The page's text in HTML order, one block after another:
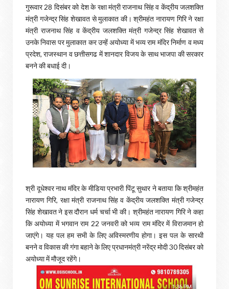
गुरूवार 28 दिसंबर को देश के रक्षा मंत्री राजनाथ सिंह व केंद्रीय जलशक्ति
मंत्री गजेन्द्र सिंह शेखावत से मुलाकात की। श्रीमहंत नारायण गिरि ने रक्षा
मंत्री राजनाथ सिंह व केंद्रीय जलशक्ति मंत्री गजेन्द्र सिंह शेखावत से
उनके निवास पर मुलाकात कर उन्हें अयोध्या में भव्य राम मंदिर निर्माण व मध्य
प्रदेश, राजस्थान व छत्तीसगढ में शानदार विजय के साथ भाजपा की सरकार
बनने की बधाई दी।
श्री दूधेश्वर नाथ मंदिर के मीडिया प्रभारी पिंटू सुथार ने बताया कि श्रीमहंत
नारायण गिरि, रक्षा मंत्री राजनाथ सिंह व केंद्रीय जलशक्ति मंत्री गजेन्द्र
सिंह शेखावत ने इस दौरान धर्म चर्चा भी की। श्रीमहंत नारायण गिरि ने कहा
कि अयोध्या में भगवान राम 22 जनवरी को भव्य राम मंदिर में विराजमान हो
जाएंगे। यह पल हम सभी के लिए अविस्मरणीय होगा। इस पल के सारथी
बनने व विकास की गंगा बहाने के लिए प्रधानमंत्री नरेंद्र मोदी 30 दिसंबर को
अयोध्या में मौजूद रहेंगे।